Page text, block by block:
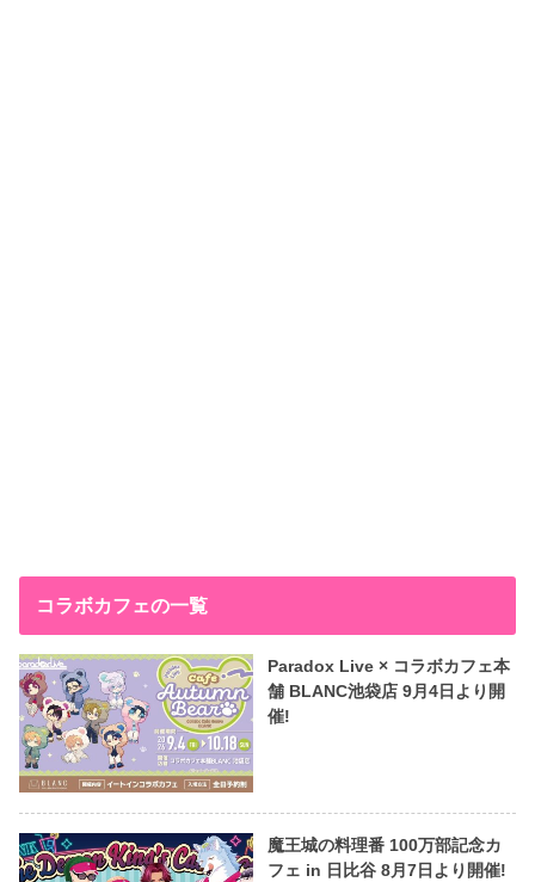
コラボカフェの一覧
Paradox Live × コラボカフェ本
舗 BLANC池袋店 9月4日より開
催!
魔王城の料理番 100万部記念カ
フェ in 日比谷 8月7日より開催!